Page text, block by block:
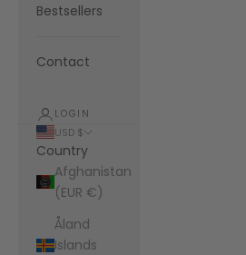
Bestsellers
Contact
LOGIN
USD $
Country
Afghanistan
(EUR €)
Åland
Islands